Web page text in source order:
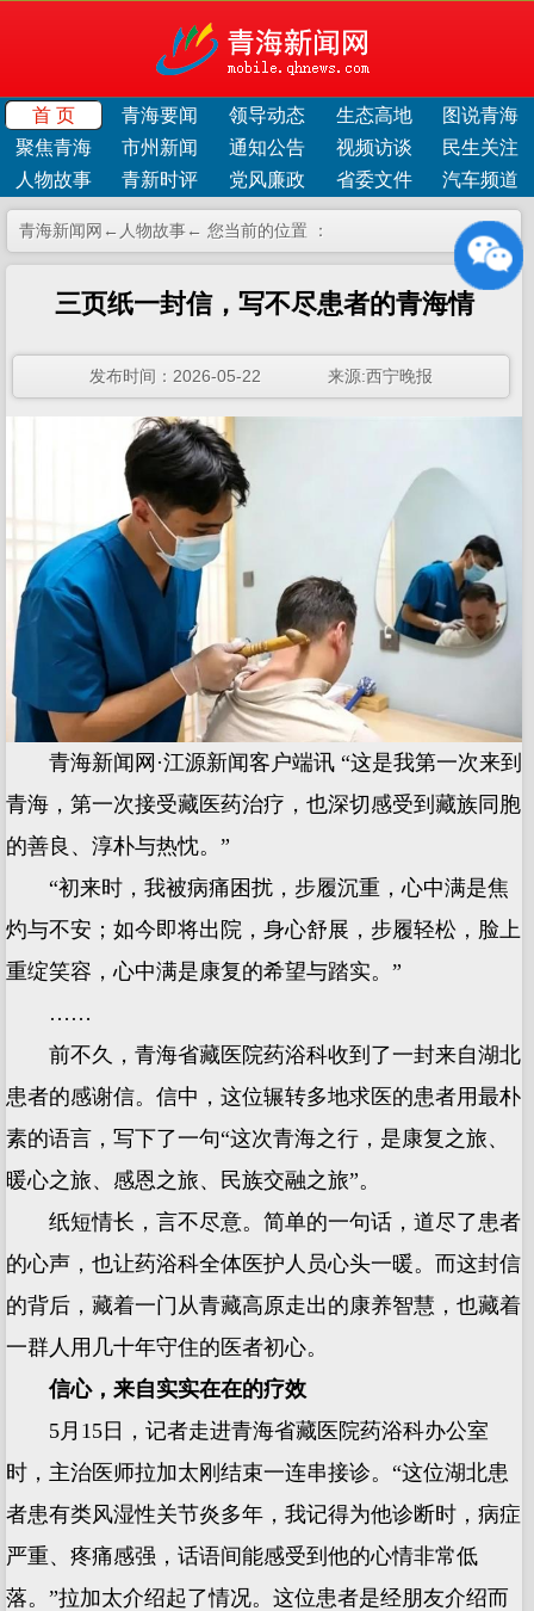
首 页 青海要闻 领导动态 生态高地
图说青海
聚焦青海
市州新闻 通知公告 视频访谈
民生关注
人物故事
青新时评 党风廉政 省委文件 汽车频道
青海新闻网← ← 您当前的位置 ：
人物故事
三页纸一封信，写不尽患者的青海情
发布时间：2026-05-22 来源:西宁晚报
青海新闻网·江源新闻客户端讯 “这是我第一次来到
青海，第一次接受藏医药治疗，也深切感受到藏族同胞
的善良、淳朴与热忱。”
“初来时，我被病痛困扰，步履沉重，心中满是焦
灼与不安；如今即将出院，身心舒展，步履轻松，脸上
重绽笑容，心中满是康复的希望与踏实。”
……
前不久，青海省藏医院药浴科收到了一封来自湖北
患者的感谢信。信中，这位辗转多地求医的患者用最朴
素的语言，写下了一句“这次青海之行，是康复之旅、
暖心之旅、感恩之旅、民族交融之旅”。
纸短情长，言不尽意。简单的一句话，道尽了患者
的心声，也让药浴科全体医护人员心头一暖。而这封信
的背后，藏着一门从青藏高原走出的康养智慧，也藏着
一群人用几十年守住的医者初心。
信心，来自实实在在的疗效
5月15日，记者走进青海省藏医院药浴科办公室
时，主治医师拉加太刚结束一连串接诊。“这位湖北患
者患有类风湿性关节炎多年，我记得为他诊断时，病症
严重、疼痛感强，话语间能感受到他的心情非常低
落。”拉加太介绍起了情况。这位患者是经朋友介绍而